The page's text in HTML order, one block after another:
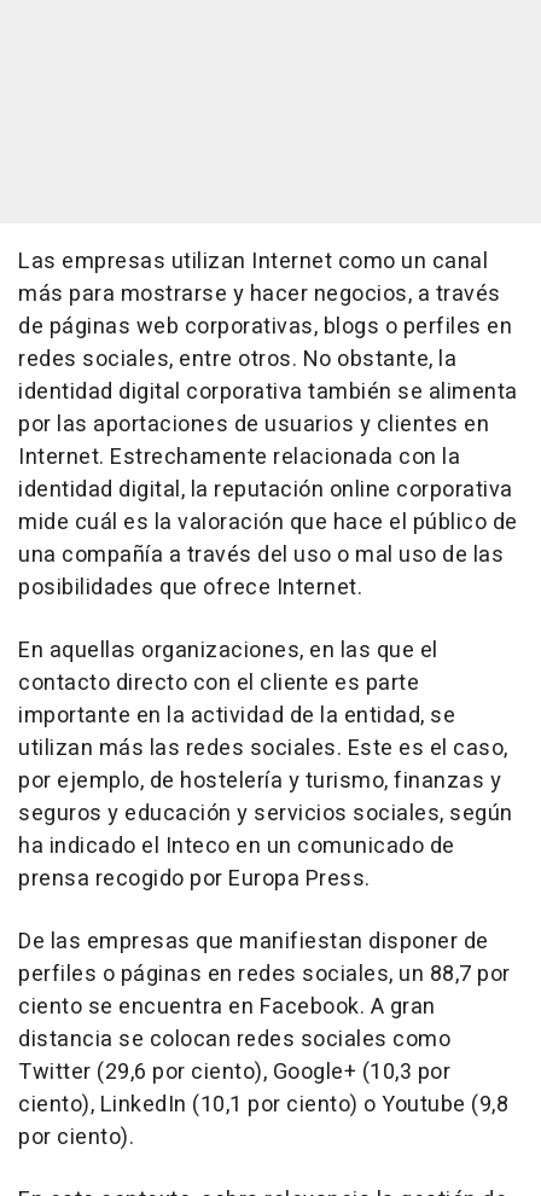
Las empresas utilizan Internet como un canal
más para mostrarse y hacer negocios, a través
de páginas web corporativas, blogs o perfiles en
redes sociales, entre otros. No obstante, la
identidad digital corporativa también se alimenta
por las aportaciones de usuarios y clientes en
Internet. Estrechamente relacionada con la
identidad digital, la reputación online corporativa
mide cuál es la valoración que hace el público de
una compañía a través del uso o mal uso de las
posibilidades que ofrece Internet.
En aquellas organizaciones, en las que el
contacto directo con el cliente es parte
importante en la actividad de la entidad, se
utilizan más las redes sociales. Este es el caso,
por ejemplo, de hostelería y turismo, finanzas y
seguros y educación y servicios sociales, según
ha indicado el Inteco en un comunicado de
prensa recogido por Europa Press.
De las empresas que manifiestan disponer de
perfiles o páginas en redes sociales, un 88,7 por
ciento se encuentra en Facebook. A gran
distancia se colocan redes sociales como
Twitter (29,6 por ciento), Google+ (10,3 por
ciento), LinkedIn (10,1 por ciento) o Youtube (9,8
por ciento).